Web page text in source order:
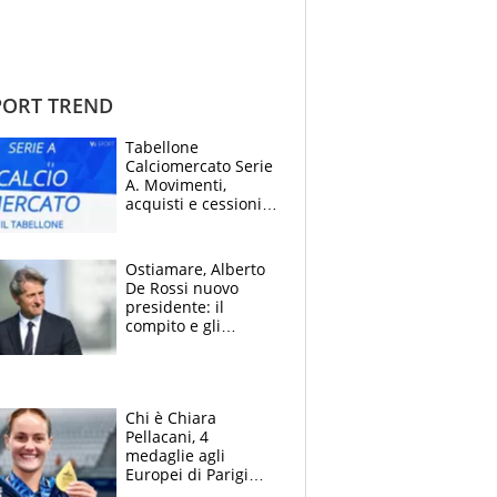
TREND
Tabellone
Calciomercato Serie
A. Movimenti,
acquisti e cessioni:
Ostiamare, Alberto
De Rossi nuovo
presidente: il
compito e gli
Chi è Chiara
Pellacani, 4
medaglie agli
Europei di Parigi